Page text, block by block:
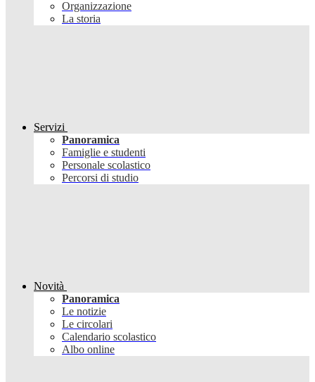
Organizzazione
La storia
Servizi
Panoramica
Famiglie e studenti
Personale scolastico
Percorsi di studio
Novità
Panoramica
Le notizie
Le circolari
Calendario scolastico
Albo online